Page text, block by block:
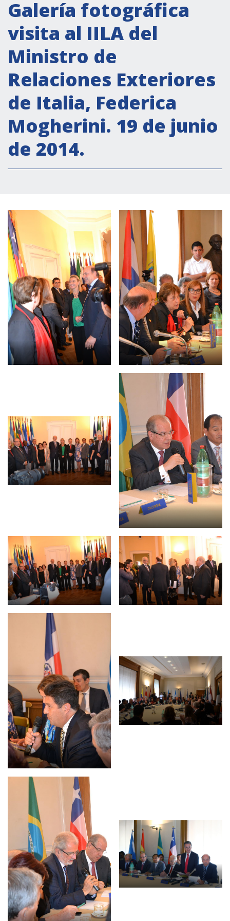
Secretaría Cultural
Secretaría Socioeconómica
Secretaría Técnico-científica
Forum Pymes
Conferencia Italia- América Latina y el Caribe
Red para la promoción de la igualdad de
género
Becas
Partnership
Patrimonio cultural
Empoderamiento socio-económico
Justicia y Seguridad
EUROsociAL
EL PAcCTO
EUROFRONT
COPOLAD III
AL-INVEST Verde
Vídeos
Audios
BIBLIOTECA
OPORTUNIDADES
Convocatorias
Becas
Alta Formación
Para las empresas
Registro de proveedores
Contratos/Acuerdos/Grant
NEWSLETTER
Galería fotográfica
visita al IILA del
Ministro de
Relaciones Exteriores
de Italia, Federica
Mogherini. 19 de junio
de 2014.